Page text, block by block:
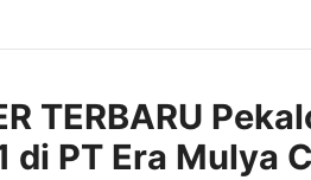
TERBARU
di PT Era Mulya